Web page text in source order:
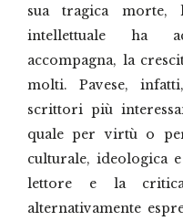
sua tragica morte,
intellettuale ha
accompagna, la
molti. Pavese,
scrittori più
quale per virtù o
culturale, ideologica
lettore e la
alternativamente